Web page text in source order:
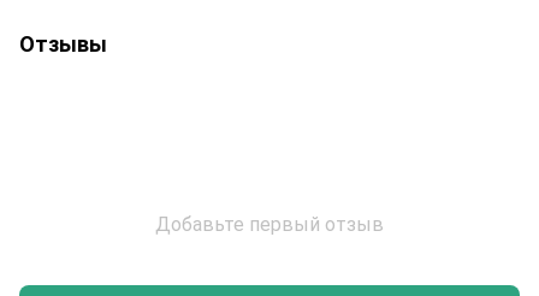
Отзывы
Добавьте первый отзыв